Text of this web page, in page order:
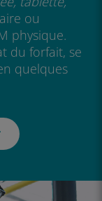
ou
physique.
du forfait, se
quelques